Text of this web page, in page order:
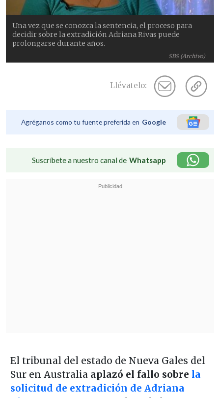
SBS (Archivo)
Una vez que se conozca la sentencia, el proceso para
decidir sobre la extradición Adriana Rivas puede
prolongarse durante años.
Llévatelo:
Agréganos como tu fuente preferida en Google
Suscríbete a nuestro canal de Whatsapp
El tribunal del estado de Nueva Gales del
Sur en Australia aplazó el fallo sobre la
solicitud de extradición de Adriana